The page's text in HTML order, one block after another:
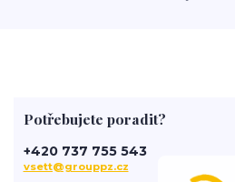
Potřebujete poradit?
+420 737 755 543
vsett@grouppz.cz